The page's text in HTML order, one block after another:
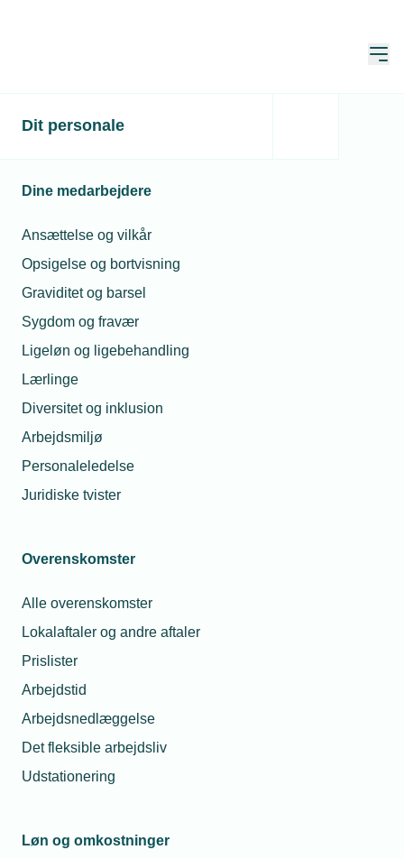
Dit personale
Dine medarbejdere
Ansættelse og vilkår
Opsigelse og bortvisning
Graviditet og barsel
Sygdom og fravær
Ligeløn og ligebehandling
Lærlinge
Diversitet og inklusion
Arbejdsmiljø
Personaleledelse
Juridiske tvister
Overenskomster
Alle overenskomster
Lokalaftaler og andre aftaler
Prislister
Arbejdstid
Arbejdsnedlæggelse
Det fleksible arbejdsliv
Udstationering
Løn og omkostninger
TEKNIQ Om TEKNIQ
Pernille Højer Jepsen
Stud. jur.
Telefon:
Telefon: 77 42 42 36